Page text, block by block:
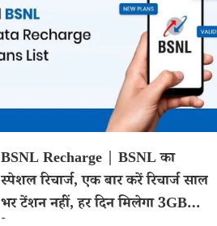
BSNL Recharge | BSNL का
स्पेशल रिचार्ज, एक बार करें रिचार्ज साल
भर टेंशन नहीं, हर दिन मिलेगा 3GB